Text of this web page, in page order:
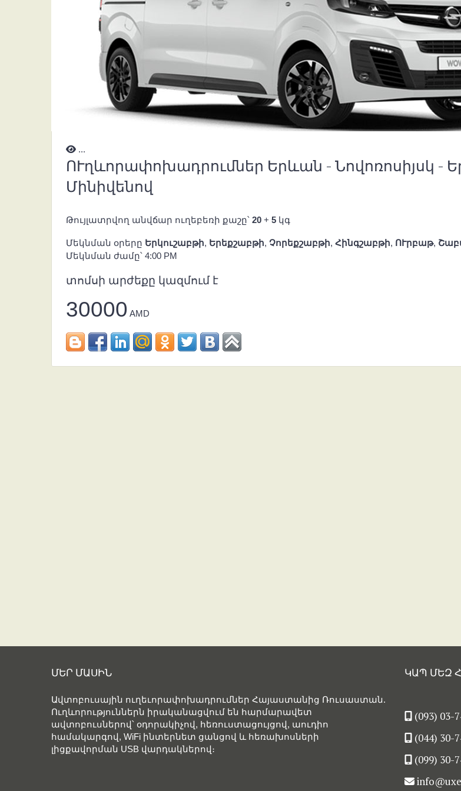
...
ՈՒղևորափոխադրումներ Երևան - Նովոռոսիյսկ -
Մինիվենով
Թույլատրվող անվճար ուղեբեռի քաշը՝ 20 + 5 կգ
Մեկնման օրերը Երկուշաբթի, Երեքշաբթի, Չորեքշաբթի, Հինգշաբթի, ՈՒրբաթ,
Մեկնման ժամը՝ 4:00 PM
տոմսի արժեքը կազմում է
30000 AMD
ՄԵՐ ՄԱՍԻՆ
Ավտոբուսային ուղեւորափոխադրումներ Հայաստանից Ռուսաստան.
Ուղևորություններն իրականացվում են հարմարավետ
ավտոբուսներով՝ օդորակիչով, հեռուստացույցով, աուդիո
համակարգով, WiFi ինտերնետ ցանցով և հեռախոսների
լիցքավորման USB վարդակներով։
ԿԱՊ ՄԵԶ
(093) 03-
(044) 30-
(099) 30-